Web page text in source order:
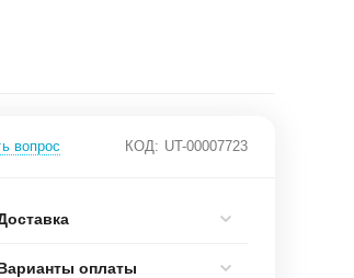
вопрос КОД: UT-00007723
оплаты